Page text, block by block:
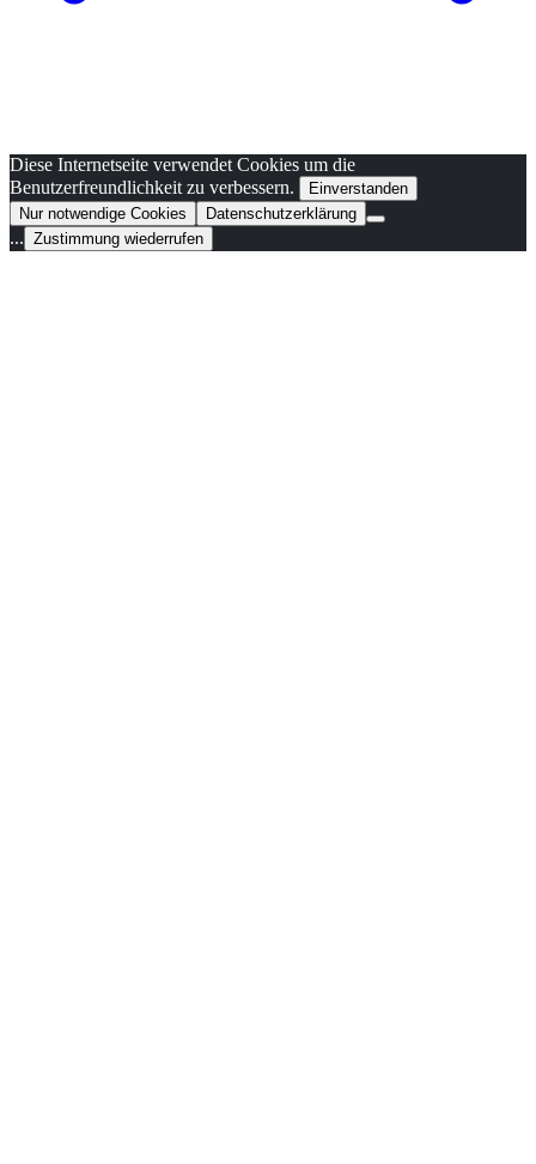
Diese Internetseite verwendet Cookies um die
Benutzerfreundlichkeit zu verbessern.
Einverstanden
Nur notwendige Cookies
Datenschutzerklärung
... Zustimmung wiederrufen